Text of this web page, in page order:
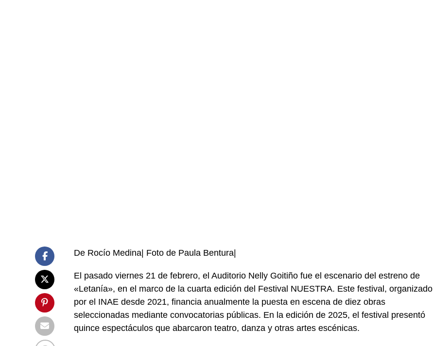
De Rocío Medina| Foto de Paula Bentura|
El pasado viernes 21 de febrero, el Auditorio Nelly Goitiño fue el escenario del estreno de
«Letanía», en el marco de la cuarta edición del Festival NUESTRA. Este festival, organizado
por el INAE desde 2021, financia anualmente la puesta en escena de diez obras
seleccionadas mediante convocatorias públicas. En la edición de 2025, el festival presentó
quince espectáculos que abarcaron teatro, danza y otras artes escénicas.